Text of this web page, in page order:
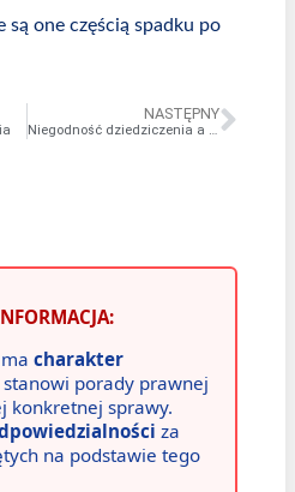
są one częścią spadku po
NASTĘPNY
charakter
stanowi porady prawnej
konkretnej sprawy.
za
na podstawie tego